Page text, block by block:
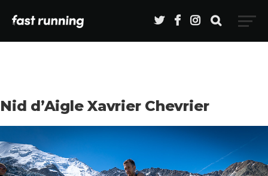
Nid d’Aigle Xavrier Chevrier